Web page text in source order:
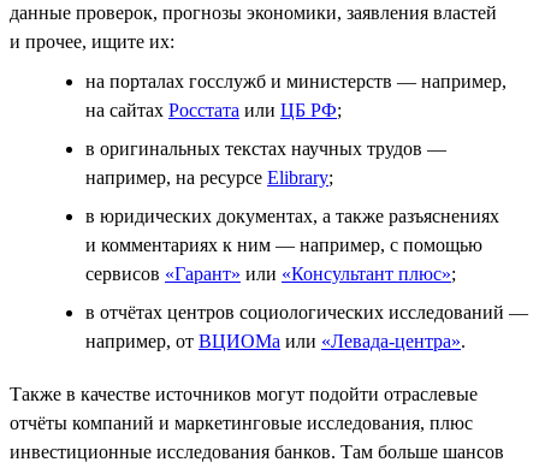
данные проверок, прогнозы экономики, заявления властей
и прочее, ищите их:
на порталах госслужб и министерств — например,
на сайтах Росстата или ЦБ РФ;
в оригинальных текстах научных трудов —
например, на ресурсе Elibrary;
в юридических документах, а также разъяснениях
и комментариях к ним — например, с помощью
сервисов «Гарант» или «Консультант плюс»;
в отчётах центров социологических исследований —
например, от ВЦИОМа или «Левада-центра».
Также в качестве источников могут подойти отраслевые
отчёты компаний и маркетинговые исследования, плюс
инвестиционные исследования банков. Там больше шансов